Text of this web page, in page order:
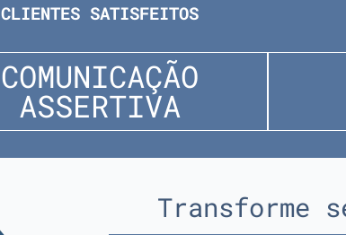
CLIENTES SATISFEITOS
COMUNICAÇÃO
ASSERTIVA
Transforme